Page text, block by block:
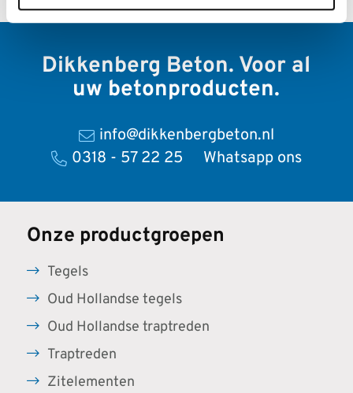
Dikkenberg Beton. Voor al
uw betonproducten.
info@dikkenbergbeton.nl
0318 - 57 22 25
Whatsapp ons
Onze productgroepen
Tegels
Oud Hollandse tegels
Oud Hollandse traptreden
Traptreden
Zitelementen